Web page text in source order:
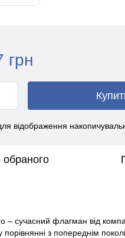
грн
відображення
обраного
– сучасний флагман від
порівнянні з попереднім